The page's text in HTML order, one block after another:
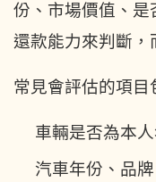
份、市場價值、是
還款能力來判斷，
常見會評估的項目
車輛是否為本
汽車年份、品